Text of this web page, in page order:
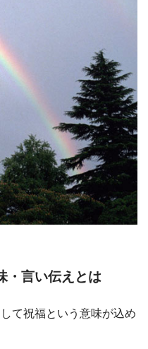
・言い伝えとは
て祝福という意味が込め